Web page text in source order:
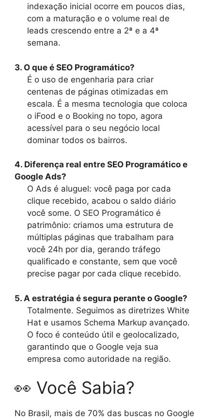
indexação inicial ocorre em poucos dias,
com a maturação e o volume real de
leads crescendo entre a 2ª e a 4ª
semana.
3. O que é SEO Programático?
É o uso de engenharia para criar
centenas de páginas otimizadas em
escala. É a mesma tecnologia que coloca
o iFood e o Booking no topo, agora
acessível para o seu negócio local
dominar todos os bairros.
4. Diferença real entre SEO Programático e
Google Ads?
O Ads é aluguel: você paga por cada
clique recebido, acabou o saldo diário
você some. O SEO Programático é
patrimônio: criamos uma estrutura de
múltiplas páginas que trabalham para
você 24h por dia, gerando tráfego
qualificado e constante, sem que você
precise pagar por cada clique recebido.
5. A estratégia é segura perante o Google?
Totalmente. Seguimos as diretrizes White
Hat e usamos Schema Markup avançado.
O foco é conteúdo útil e geolocalizado,
garantindo que o Google veja sua
empresa como autoridade na região.
👀 Você Sabia?
No Brasil, mais de 70% das buscas no Google